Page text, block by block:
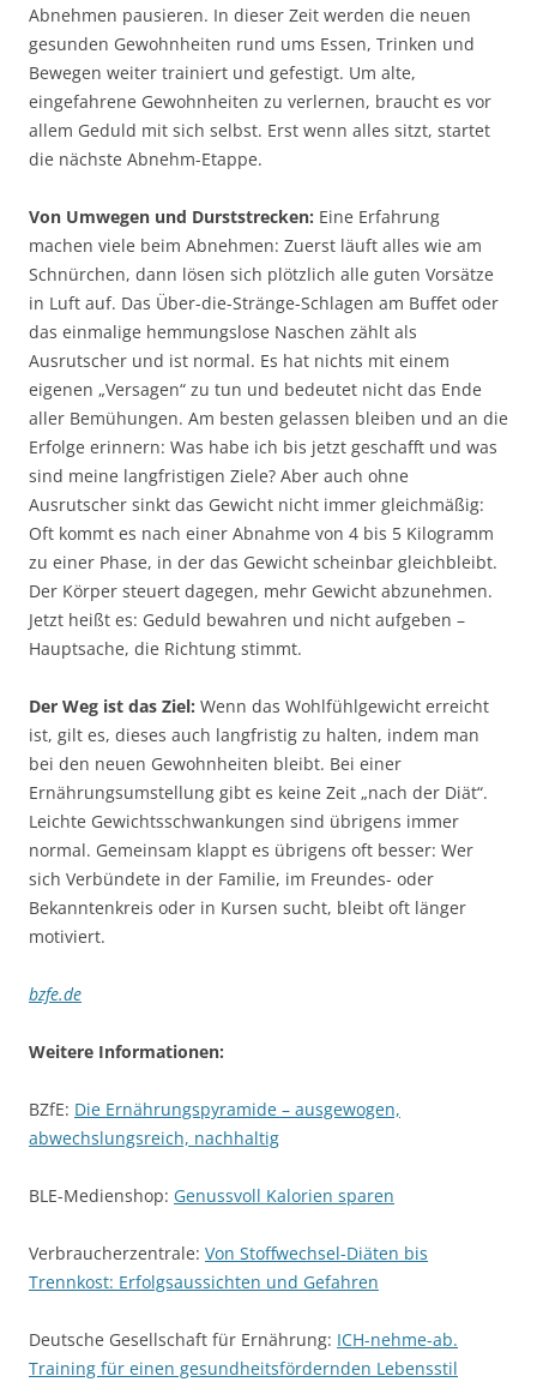
Abnehmen pausieren. In dieser Zeit werden die neuen
gesunden Gewohnheiten rund ums Essen, Trinken und
Bewegen weiter trainiert und gefestigt. Um alte,
eingefahrene Gewohnheiten zu verlernen, braucht es vor
allem Geduld mit sich selbst. Erst wenn alles sitzt, startet
die nächste Abnehm-Etappe.
Von Umwegen und Durststrecken: Eine Erfahrung
machen viele beim Abnehmen: Zuerst läuft alles wie am
Schnürchen, dann lösen sich plötzlich alle guten Vorsätze
in Luft auf. Das Über-die-Stränge-Schlagen am Buffet oder
das einmalige hemmungslose Naschen zählt als
Ausrutscher und ist normal. Es hat nichts mit einem
eigenen „Versagen“ zu tun und bedeutet nicht das Ende
aller Bemühungen. Am besten gelassen bleiben und an die
Erfolge erinnern: Was habe ich bis jetzt geschafft und was
sind meine langfristigen Ziele? Aber auch ohne
Ausrutscher sinkt das Gewicht nicht immer gleichmäßig:
Oft kommt es nach einer Abnahme von 4 bis 5 Kilogramm
zu einer Phase, in der das Gewicht scheinbar gleichbleibt.
Der Körper steuert dagegen, mehr Gewicht abzunehmen.
Jetzt heißt es: Geduld bewahren und nicht aufgeben –
Hauptsache, die Richtung stimmt.
Der Weg ist das Ziel: Wenn das Wohlfühlgewicht erreicht
ist, gilt es, dieses auch langfristig zu halten, indem man
bei den neuen Gewohnheiten bleibt. Bei einer
Ernährungsumstellung gibt es keine Zeit „nach der Diät“.
Leichte Gewichtsschwankungen sind übrigens immer
normal. Gemeinsam klappt es übrigens oft besser: Wer
sich Verbündete in der Familie, im Freundes- oder
Bekanntenkreis oder in Kursen sucht, bleibt oft länger
motiviert.
bzfe.de
Weitere Informationen:
BZfE: Die Ernährungspyramide – ausgewogen,
abwechslungsreich, nachhaltig
BLE-Medienshop: Genussvoll Kalorien sparen
Verbraucherzentrale: Von Stoffwechsel-Diäten bis
Trennkost: Erfolgsaussichten und Gefahren
Deutsche Gesellschaft für Ernährung: ICH-nehme-ab.
Training für einen gesundheitsfördernden Lebensstil